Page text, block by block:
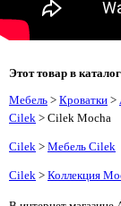
Этот товар в
Мебель > Кроватки >
Cilek > Cilek Mocha
Cilek > Мебель Cilek
Cilek > Коллекция